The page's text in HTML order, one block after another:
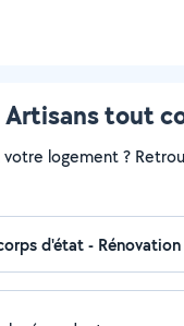
Artisans tout
logement ?